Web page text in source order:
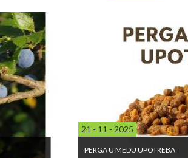
21 - 11 - 2025
PERGA U MEDU UPOTREBA